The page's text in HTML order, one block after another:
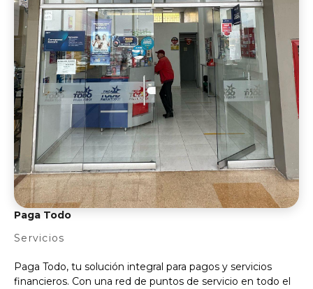
Paga Todo
Servicios
Paga Todo, tu solución integral para pagos y servicios
financieros. Con una red de puntos de servicio en todo el